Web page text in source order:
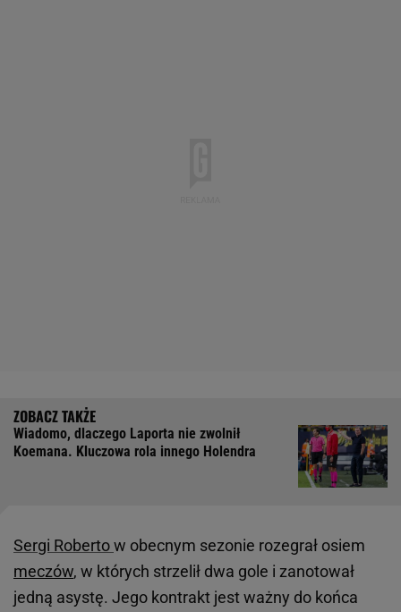
Wiadomo, dlaczego Laporta nie zwolnił
Koemana. Kluczowa rola innego Holendra
Sergi Robertow obecnym sezonie rozegrał osiem
meczów, w których strzelił dwa gole i zanotował
jedną asystę. Jego kontrakt jest ważny do końca